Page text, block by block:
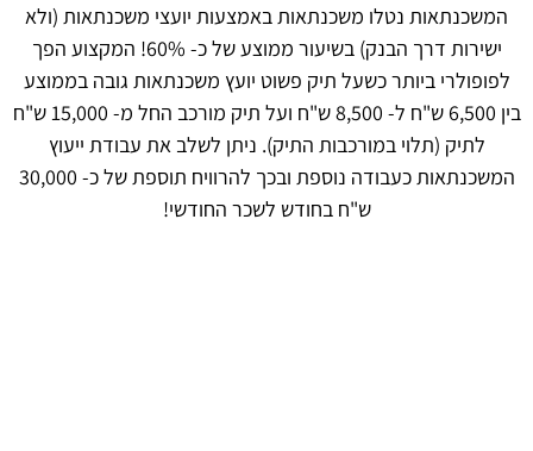
המשכנתאות נטלו משכנתאות באמצעות יועצי משכנתאות (ולא
ישירות דרך הבנק) בשיעור ממוצע של כ- 60%! המקצוע הפך
לפופולרי ביותר כשעל תיק פשוט יועץ משכנתאות גובה בממוצע
בין 6,500 ש"ח ל- 8,500 ש"ח ועל תיק מורכב החל מ- 15,000 ש"ח
לתיק (תלוי במורכבות התיק). ניתן לשלב את עבודת ייעוץ
המשכנתאות כעבודה נוספת ובכך להרוויח תוספת של כ- 30,000
ש"ח בחודש לשכר החודשי!